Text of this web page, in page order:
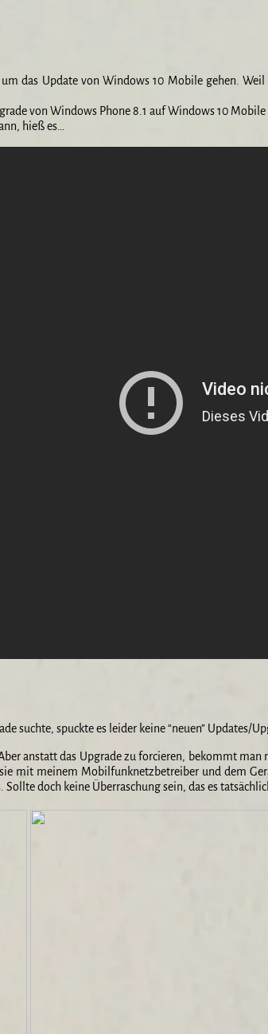
das Update von Windows 10 Mobile gehen.
von Windows Phone 8.1 auf Windows 10
hieß es…
suchte, spuckte es leider keine “neuen” Updates/
anstatt das Upgrade zu forcieren, bekommt
mit meinem Mobilfunknetzbetreiber und dem
doch keine Überraschung sein, das es